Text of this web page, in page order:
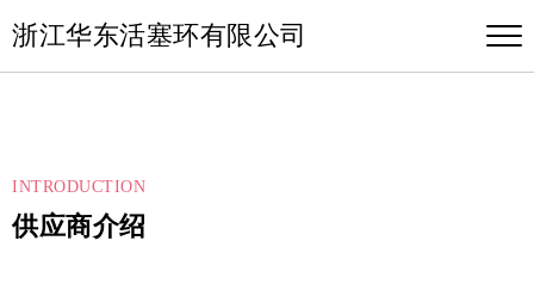
浙江华东活塞环有限公司
INTRODUCTION
供应商介绍